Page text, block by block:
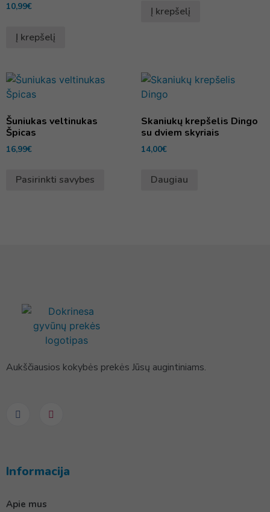
10,99€
Į krepšelį
Į krepšelį
Šuniukas veltinukas
Špicas
16,99€
Pasirinkti savybes
Skaniukų krepšelis Dingo
su dviem skyriais
14,00€
Daugiau
Aukščiausios kokybės prekės Jūsų augintiniams.
Informacija
Apie mus